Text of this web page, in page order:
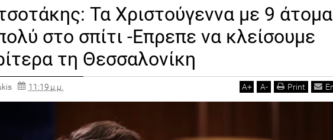
ΠΡΟΤΕΙΝΟΜΕΝΟ
Τα Χριστούγεννα με 9 άτομα το πολύ στο σπίτι -Επρεπε να κλείσουμε νωρίτερα τη
Τα Χριστούγεννα με 9 άτομα
στο σπίτι -Επρεπε να κλείσουμε
τη Θεσσαλονίκη
11:19 μ.μ. A+ A- Print